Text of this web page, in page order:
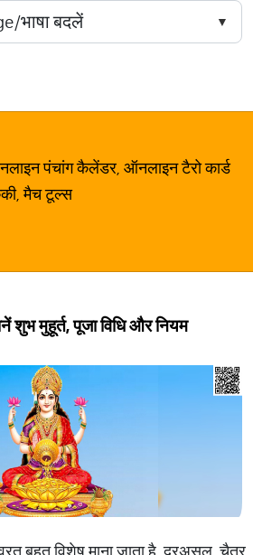
पंचांग कैलेंडर, ऑनलाइन टैरो कार्ड
मैच टूल्स
शुभ मुहूर्त, पूजा विधि और नियम